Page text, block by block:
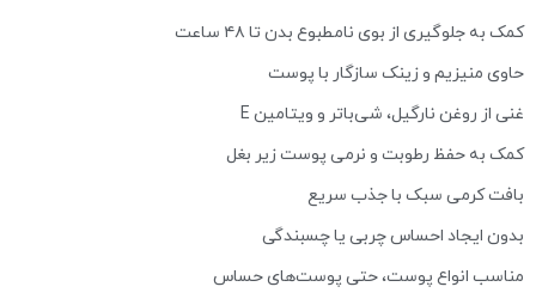
کمک به جلوگیری از بوی نامطبوع بدن تا ۴۸ ساعت
حاوی منیزیم و زینک سازگار با پوست
غنی از روغن نارگیل، شی‌باتر و ویتامین E
کمک به حفظ رطوبت و نرمی پوست زیر بغل
بافت کرمی سبک با جذب سریع
بدون ایجاد احساس چربی یا چسبندگی
مناسب انواع پوست، حتی پوست‌های حساس